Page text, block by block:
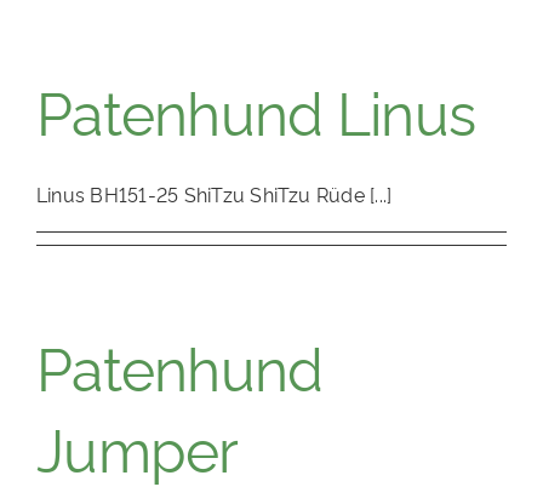
Patenhund Linus
Linus BH151-25 ShiTzu ShiTzu Rüde [...]
Patenhund
Jumper